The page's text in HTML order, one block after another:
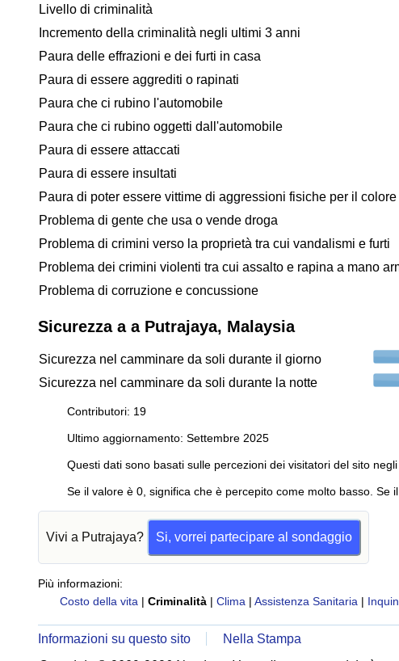
Livello di criminalità
Incremento della criminalità negli ultimi 3 anni
Paura delle effrazioni e dei furti in casa
Paura di essere aggrediti o rapinati
Paura che ci rubino l'automobile
Paura che ci rubino oggetti dall'automobile
Paura di essere attaccati
Paura di essere insultati
Paura di poter essere vittime di aggressioni fisiche per il
Problema di gente che usa o vende droga
Problema di crimini verso la proprietà tra cui vandalismi e furti
Problema dei crimini violenti tra cui assalto e rapina a mano
Problema di corruzione e concussione
Sicurezza a a Putrajaya, Malaysia
Sicurezza nel camminare da soli durante il giorno
Sicurezza nel camminare da soli durante la notte
Contributori: 19
Ultimo aggiornamento: Settembre 2025
Questi dati sono basati sulle percezioni dei visitatori del sito negli
Se il valore è 0, significa che è percepito come molto basso. Se
Vivi a Putrajaya? Si, vorrei partecipare al sondaggio
Più informazioni:
Costo della vita | Criminalità | Clima | Assistenza Sanitaria |
Informazioni su questo sito
Nella Stampa